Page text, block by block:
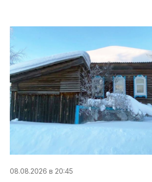
08.08.2026 в 20:45